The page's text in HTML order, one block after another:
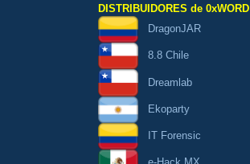
DISTRIBUIDORES de 0xWORD
DragonJAR
8.8 Chile
Dreamlab
Ekoparty
IT Forensic